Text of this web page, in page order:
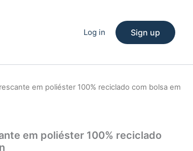
Log in Sign up
em poliéster 100% reciclado com bolsa em
em poliéster 100% reciclado